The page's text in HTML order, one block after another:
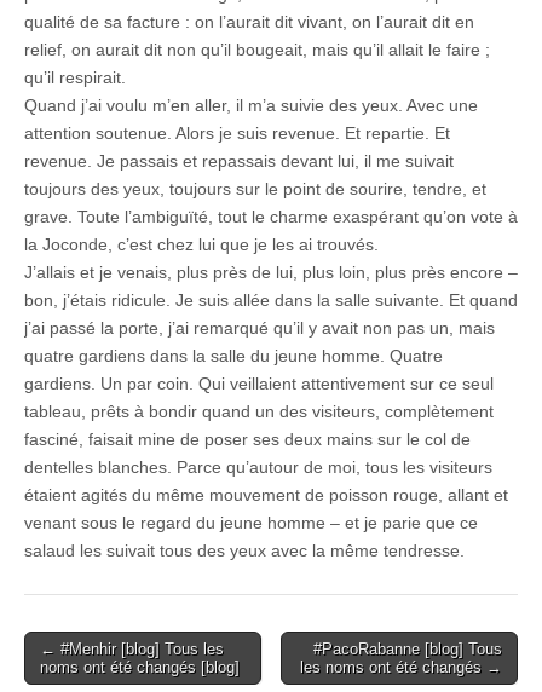
qualité de sa facture : on l’aurait dit vivant, on l’aurait dit en
relief, on aurait dit non qu’il bougeait, mais qu’il allait le faire ;
qu’il respirait.
Quand j’ai voulu m’en aller, il m’a suivie des yeux. Avec une
attention soutenue. Alors je suis revenue. Et repartie. Et
revenue. Je passais et repassais devant lui, il me suivait
toujours des yeux, toujours sur le point de sourire, tendre, et
grave. Toute l’ambiguïté, tout le charme exaspérant qu’on vote à
la Joconde, c’est chez lui que je les ai trouvés.
J’allais et je venais, plus près de lui, plus loin, plus près encore –
bon, j’étais ridicule. Je suis allée dans la salle suivante. Et quand
j’ai passé la porte, j’ai remarqué qu’il y avait non pas un, mais
quatre gardiens dans la salle du jeune homme. Quatre
gardiens. Un par coin. Qui veillaient attentivement sur ce seul
tableau, prêts à bondir quand un des visiteurs, complètement
fasciné, faisait mine de poser ses deux mains sur le col de
dentelles blanches. Parce qu’autour de moi, tous les visiteurs
étaient agités du même mouvement de poisson rouge, allant et
venant sous le regard du jeune homme – et je parie que ce
salaud les suivait tous des yeux avec la même tendresse.
Post
navigation
← #Menhir [blog] Tous les
noms ont été changés [blog]
#PacoRabanne [blog] Tous
les noms ont été changés →